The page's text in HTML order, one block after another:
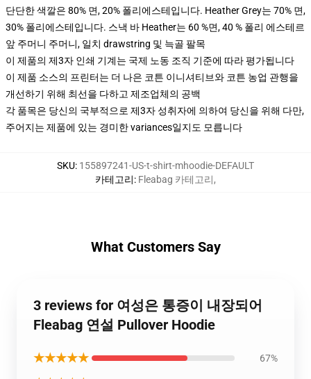
단단한 색깔은 80% 면, 20% 폴리에스테입니다. Heather Grey는 70% 면,
30% 폴리에스테입니다. 스낵 바 Heather는 60 %면, 40 % 폴리 에스테르
앞 주머니 주머니, 일치 drawstring 및 늑골 팔목
이 제품의 제3자 인쇄 기계는 국제 노동 조직 기준에 따라 평가됩니다
이 제품 소스의 프린터는 더 나은 코튼 이니셔티브와 코튼 농업 관행을
개선하기 위해 최선을 다하고 제조업체의 공백
각 품목은 당신의 국부적으로 제3자 성취자에 의하여 당신을 위해 다만,
주어지는 제품에 있는 경미한 variances일지도 모릅니다
SKU: 155897241-US-t-shirt-mhoodie-DEFAULT
카테고리: Fleabag 카테고리,
What Customers Say
3 reviews for 여성은 통증이 내장되어
Fleabag 연설 Pullover Hoodie
★★★★★ 67%